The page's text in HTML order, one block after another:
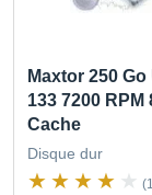
Maxtor 250 Go
133 7200 RPM
Cache
Disque dur